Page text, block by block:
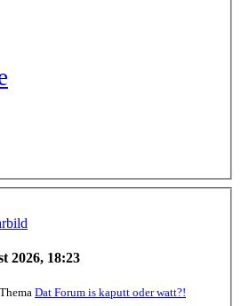
2026, 18:23
Dat Forum is kaputt oder watt?!